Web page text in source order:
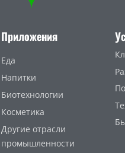
Приложения
Еда
Напитки
Биотехнологии
Косметика
Другие отрасли
промышленности